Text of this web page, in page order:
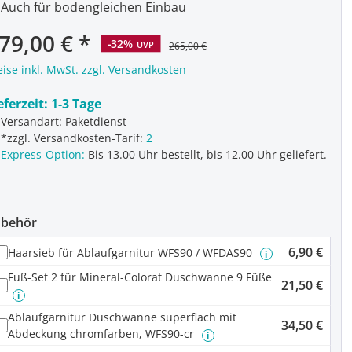
€ -32% UVP 265,00 €
inkl. MwSt. zzgl. Versandkosten
1-3 Tage
Versandart: Paketdienst
*zzgl. Versandkosten-Tarif:2
Express-Option: Bis 13.00 Uhr bestellt, bis 12.00 Uhr geliefert.
Auch für bodengleichen Einbau
Haarsieb für Ablaufgarnitur WFS90 / WFDAS90 i 6,90 €
Fuß-Set 2 für Mineral-Colorat Duschwanne 9 Füße
i
21,50 €
Ablaufgarnitur Duschwanne superflach mit
Abdeckung chromfarben, WFS90-cr
i
34,50 €